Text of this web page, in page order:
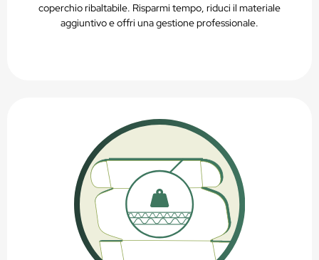
coperchio ribaltabile. Risparmi tempo, riduci il materiale
aggiuntivo e offri una gestione professionale.